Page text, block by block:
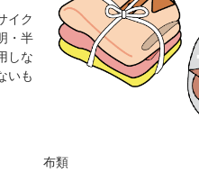
布類
イク
・半
しな
いも